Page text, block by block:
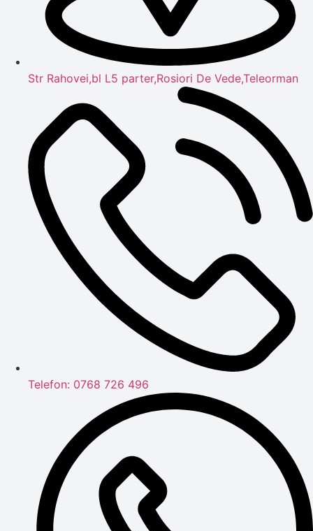
Str Rahovei,bl L5 parter,Rosiori De Vede,Teleorman
Telefon: 0768 726 496